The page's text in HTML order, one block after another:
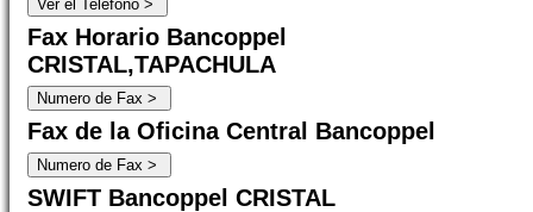
Fax Horario Bancoppel
CRISTAL,TAPACHULA
Fax de la Oficina Central Bancoppel
SWIFT Bancoppel CRISTAL